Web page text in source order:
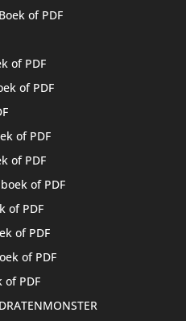
of PDF
of PDF
of PDF
of PDF
of PDF
of PDF
of PDF
of PDF
of PDF
of PDF